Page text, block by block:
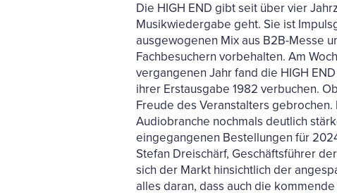
Die HIGH END gibt seit über vier
Musikwiedergabe geht. Sie ist
ausgewogenen Mix aus B2B-Messe
Fachbesuchern vorbehalten. Am
vergangenen Jahr fand die HIGH
ihrer Erstausgabe 1982 verbuchen.
Freude des Veranstalters
Audiobranche nochmals deutlich
eingegangenen Bestellungen für
Stefan Dreischärf, Geschäftsführer
sich der Markt hinsichtlich der
alles daran, dass auch die